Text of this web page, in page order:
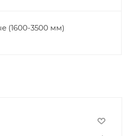
(1600-3500 мм)